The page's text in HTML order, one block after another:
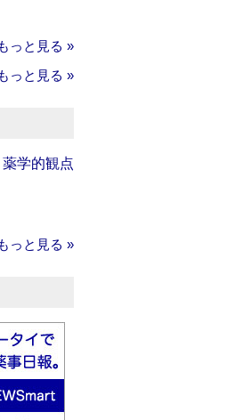
っと見る »
っと見る »
学的観点
っと見る »